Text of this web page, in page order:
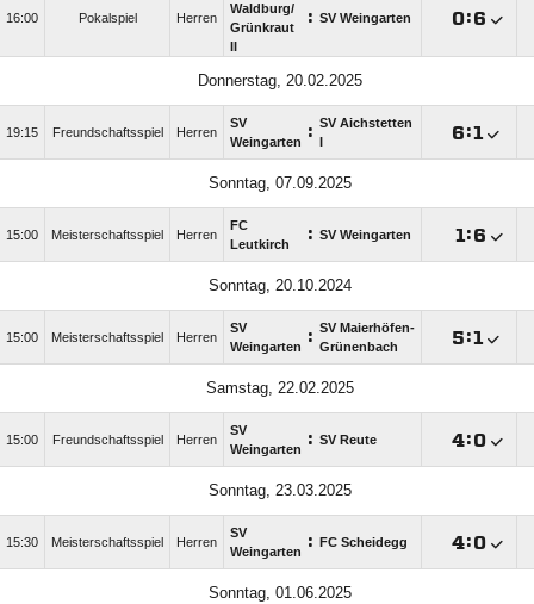
16:00 Pokalspiel Herren
Waldburg/​
Grünkraut
: SV Weingarten :
Donnerstag, 20.02.2025
19:15 Freundschaftsspiel Herren
SV
Weingarten : SV Aichstetten
:
Sonntag, 07.09.2025
15:00 Meisterschaftsspiel Herren
FC
Leutkirch
: SV Weingarten :
Sonntag, 20.10.2024
15:00 Meisterschaftsspiel Herren
SV
Weingarten : SV Maierhöfen-
Grünenbach
:
Samstag, 22.02.2025
15:00 Freundschaftsspiel Herren
SV
Weingarten : SV Reute :
Sonntag, 23.03.2025
15:30 Meisterschaftsspiel Herren
SV
Weingarten : FC Scheidegg :
Sonntag, 01.06.2025